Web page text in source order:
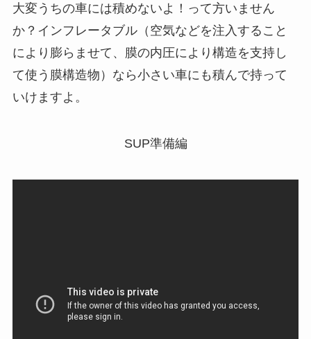
大変うちの車には積めないよ！って方いません
か？インフレータブル（空気などを注入すること
により膨らませて、膜の内圧により構造を支持し
て使う膜構造物）なら小さい車にも積んで持って
いけますよ。
SUP準備編